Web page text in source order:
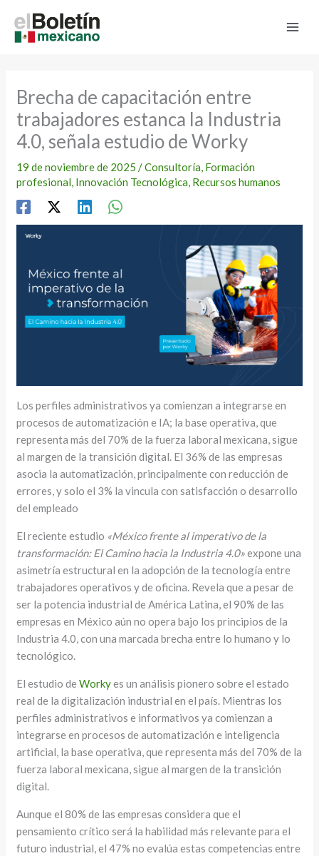
contenido
Brecha de capacitación entre
trabajadores estanca la Industria
4.0, señala estudio de Worky
19 de noviembre de 2025/Consultoría, Formación
profesional, Innovación Tecnológica, Recursos humanos
Los perfiles administrativos ya comienzan a integrarse en
procesos de automatización e IA; la base operativa, que
representa más del 70% de la fuerza laboral mexicana, sigue
al margen de la transición digital. El 36% de las empresas
asocia la automatización, principalmente con reducción de
errores, y solo el 3% la vincula con satisfacción o desarrollo
del empleado
El reciente estudio «México frente al imperativo de la
transformación: El Camino hacia la Industria 4.0»expone una
asimetría estructural en la adopción de la tecnología entre
trabajadores operativos y de oficina. Revela que a pesar de
ser la potencia industrial de América Latina, el 90% de las
empresas en México aún no opera bajo los principios de la
Industria 4.0, con una marcada brecha entre lo humano y lo
tecnológico.
El estudio deWorkyes un análisis pionero sobre el estado
real de la digitalización industrial en el país. Mientras los
perfiles administrativos e informativos ya comienzan a
integrarse en procesos de automatización e inteligencia
artificial, la base operativa, que representa más del 70% de la
fuerza laboral mexicana, sigue al margen de la transición
digital.
Aunque el 80% de las empresas considera que el
pensamiento crítico será la habilidad más relevante para el
futuro industrial, el 47% no evalúa estas competencias entre